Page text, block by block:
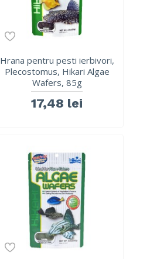
Hrana pentru pesti ierbivori,
Plecostomus, Hikari Algae
Wafers, 85g
17,48 lei